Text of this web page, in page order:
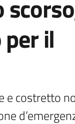
il
e costretto